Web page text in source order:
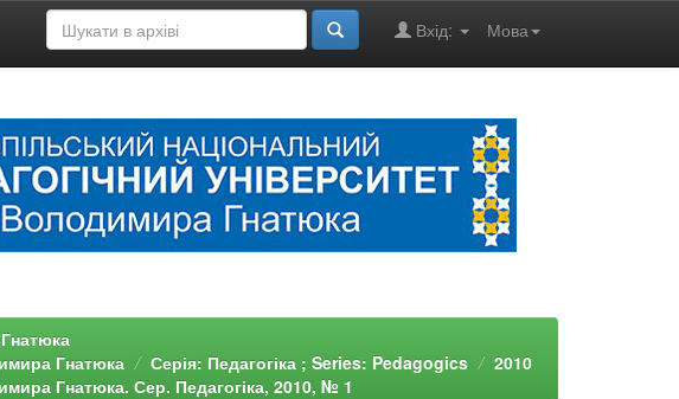
Мова
Вхід:
Гнатюка
Серія: Педагогіка ; Series: Pedagogics
2010
Гнатюка. Сер. Педагогіка, 2010, № 1